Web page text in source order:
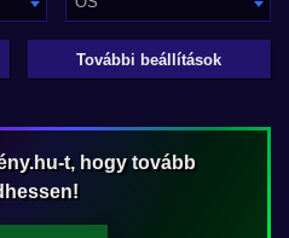
További beállítások
t, hogy tovább